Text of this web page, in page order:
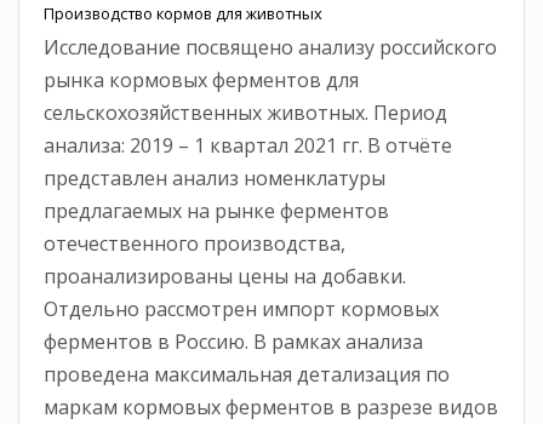
Производство кормов для животных
Исследование посвящено анализу российского
рынка кормовых ферментов для
сельскохозяйственных животных. Период
анализа: 2019 – 1 квартал 2021 гг. В отчёте
представлен анализ номенклатуры
предлагаемых на рынке ферментов
отечественного производства,
проанализированы цены на добавки.
Отдельно рассмотрен импорт кормовых
ферментов в Россию. В рамках анализа
проведена максимальная детализация по
маркам кормовых ферментов в разрезе видов